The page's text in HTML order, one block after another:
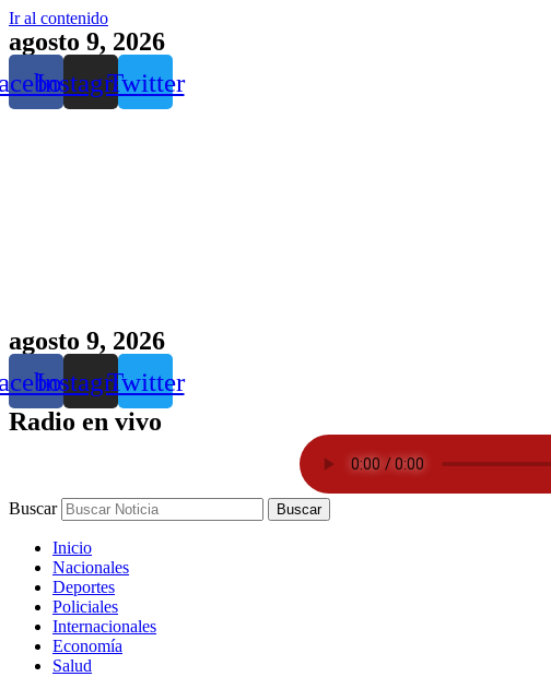
Ir al contenido
agosto 9, 2026
InstagramTwitter
agosto 9, 2026
InstagramTwitter
Radio en vivo
Buscar Buscar
Inicio
Nacionales
Deportes
Policiales
Internacionales
Economía
Salud